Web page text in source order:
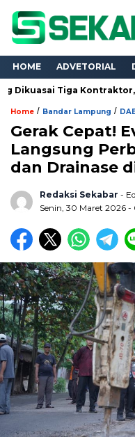
HOME ADVETORIAL
Kontraktor, Dugaan
Home / Bandar Lampung /
Gerak Cepat!
Langsung
dan Drainase
Redaksi Sekabar -
Senin, 30 Maret 2026 -